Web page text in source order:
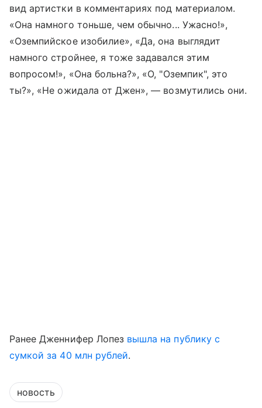
вид артистки в комментариях под материалом.
«Она намного тоньше, чем обычно... Ужасно!»,
«Оземпийское изобилие», «Да, она выглядит
намного стройнее, я тоже задавался этим
вопросом!», «Она больна?», «О, "Оземпик", это
ты?», «Не ожидала от Джен», — возмутились они.
Ранее Дженнифер Лопез вышла на публику с
сумкой за 40 млн рублей.
новость